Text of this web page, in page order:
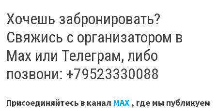
Хочешь забронировать?
Свяжись с организатором в
Мах или Телеграм, либо
позвони: +79523330088
Присоединяйтесь в канал МАХ , где мы публикуем